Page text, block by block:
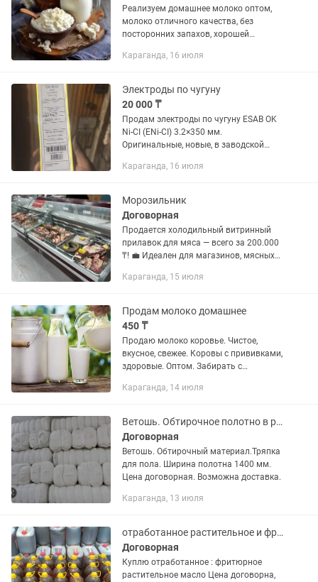
Реализуем домашнее молоко оптом,
молоко отличного качества, без
посторонних запахов, хорошей
есть. По всем вопросам обращаться
Караганда, 16 июля
Электроды по чугуну
20 000 ₸
Продам электроды по чугуну ESAB OK
Ni-CI (ENi-CI) 3.2×350 мм.
Оригинальные, новые, в заводской
ремонта трещин блоков двигателя
Караганда, 16 июля
Морозильник
Договорная
Продается холодильный витринный
прилавок для мяса — всего за 200.000
₸! 💼 Идеален для магазинов, мясных
держит температуру — продукты
Караганда, 15 июля
Продам молоко домашнее
450 ₸
Продаю молоко коровье. Чистое,
вкусное, свежее. Коровы с прививками,
здоровые. Оптом. Забирать с
Возможно доставка.
Караганда, 14 июля
Ветошь. Обтирочное полотно в рулонах.
Договорная
Ветошь. Обтирочный материал.Тряпка
для пола. Ширина полотна 1400 мм.
Цена договорная. Возможна доставка.
Караганда, 13 июля
отработанное растительное и фритюрное масло
Договорная
Куплю отработанное : фритюрное
растительное масло Цена договорна,